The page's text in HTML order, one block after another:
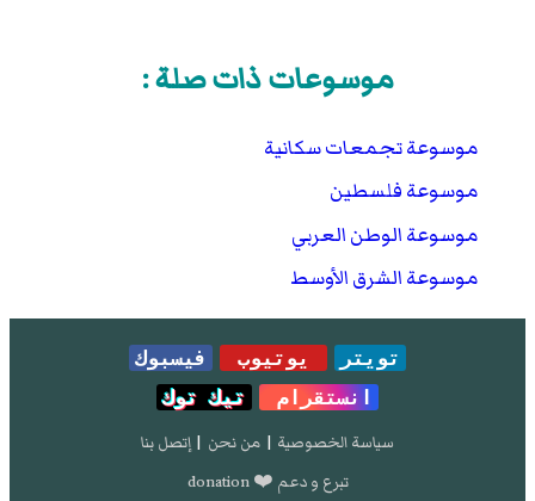
موسوعات ذات صلة :
موسوعة تجمعات سكانية
موسوعة فلسطين
موسوعة الوطن العربي
موسوعة الشرق الأوسط
تويتر يوتيوب
فيسبوك
انستقرام
تيك توك
سياسة الخصوصية | من نحن | إتصل بنا
تبرع و دعم ❤️ donation